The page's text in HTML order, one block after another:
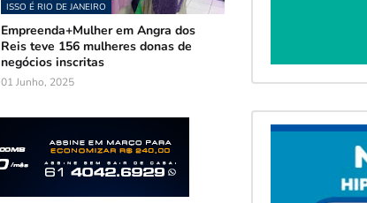
ISSO É RIO DE JANEIRO
Empreenda+Mulher em Angra dos
Reis teve 156 mulheres donas de
negócios inscritas
01 Junho, 2025